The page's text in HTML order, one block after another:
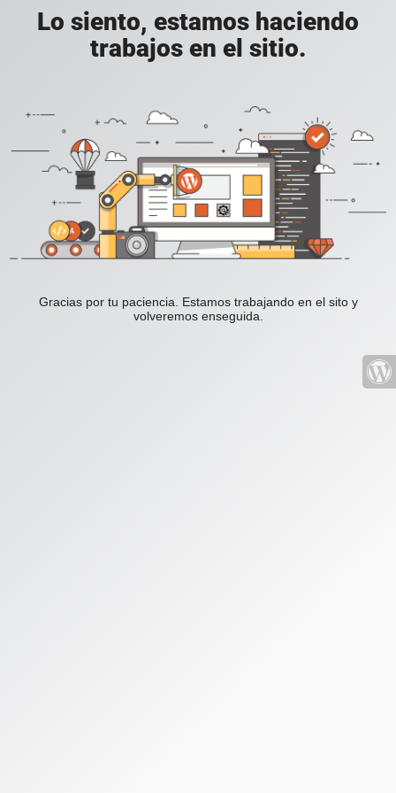
Lo siento, estamos haciendo
trabajos en el sitio.
Gracias por tu paciencia. Estamos trabajando en el sito y
volveremos enseguida.